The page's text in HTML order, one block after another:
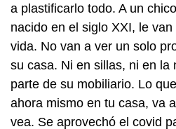
a plastificarlo todo. A un
nacido en el siglo XXI, le
vida. No van a ver un solo
su casa. Ni en sillas, ni en la
parte de su mobiliario. Lo
ahora mismo en tu casa, va
vea. Se aprovechó el covid